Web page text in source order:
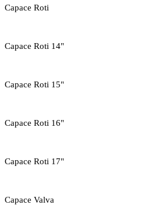
Capace Roti
Capace Roti 14"
Capace Roti 15"
Capace Roti 16"
Capace Roti 17"
Capace Valva